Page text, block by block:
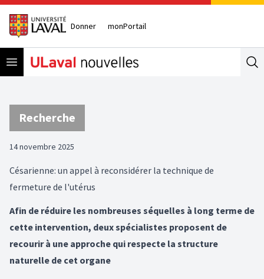
Donner monPortail
Open menu
Recherche
14 novembre 2025
Césarienne: un appel à reconsidérer la technique de
fermeture de l'utérus
Afin de réduire les nombreuses séquelles à long terme de
cette intervention, deux spécialistes proposent de
recourir à une approche qui respecte la structure
naturelle de cet organe